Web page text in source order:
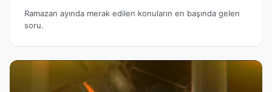
Ramazan ayında merak edilen konuların en başında gelen
soru.